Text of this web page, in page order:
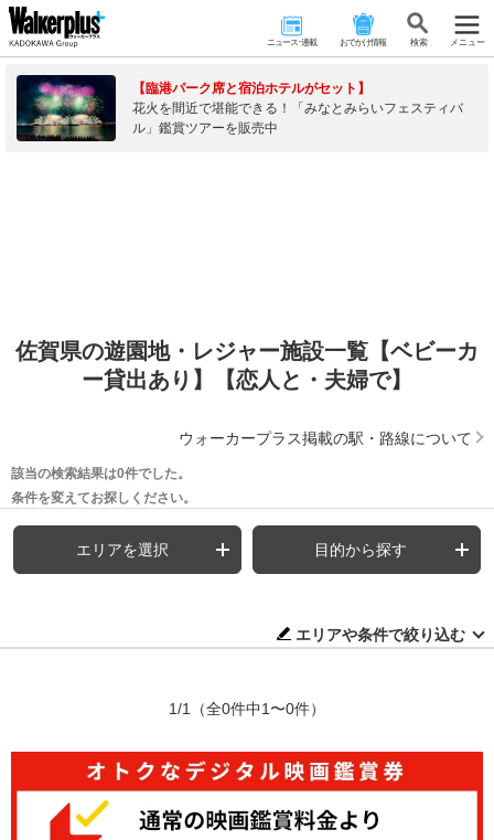
ニュース･連載 おでかけ情報 検 索 メニュー
【臨港パーク席と宿泊ホテルがセット】
花火を間近で堪能できる！「みなとみらいフェスティバ
ル」鑑賞ツアーを販売中
佐賀県の遊園地・レジャー施設一覧【ベビーカ
ー貸出あり】【恋人と・夫婦で】
ウォーカープラス掲載の駅・路線について
該当の検索結果は0件でした。
条件を変えてお探しください。
エリアを選択 目的から探す
エリアや条件で絞り込む
1/1 （全0件中1〜0件）